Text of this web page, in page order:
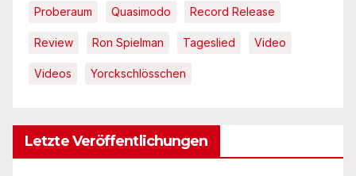
Proberaum Quasimodo Record Release
Review Ron Spielman Tageslied Video
Videos Yorckschlösschen
Letzte Veröffentlichungen